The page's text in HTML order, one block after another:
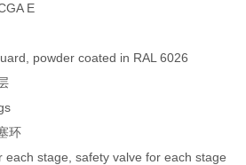
E
powder coated in RAL 6026
环
each stage, safety valve for each stage